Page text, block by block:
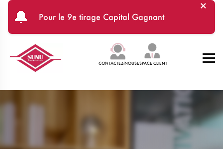
Aller au contenu principal
🔔 Pour le 9e tirage Capital Gagnant
×
CONTACTEZ-NOUSESPACE CLIENT